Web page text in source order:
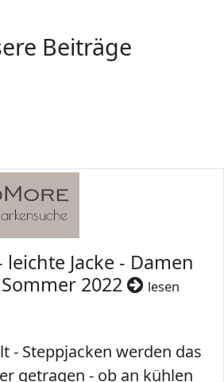
Beiträge
leichte Jacke - Damen
2022
lesen
- Steppjacken werden das
getragen - ob an kühlen